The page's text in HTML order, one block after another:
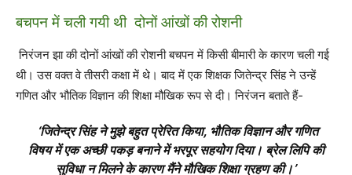
बचपन में चली गयी थी दोनों आंखों की रोशनी
निरंजन झा की दोनों आंखों की रोशनी बचपन में किसी बीमारी के कारण चली गई
थी। उस वक्त वे तीसरी कक्षा में थे। बाद में एक शिक्षक जितेन्द्र सिंह ने उन्हें
गणित और भौतिक विज्ञान की शिक्षा मौखिक रूप से दी। निरंजन बताते हैं-
‘जितेन्द्र सिंह ने मुझे बहुत प्रेरित किया, भौतिक विज्ञान और गणित
विषय में एक अच्छी पकड़ बनाने में भरपूर सहयोग दिया। ब्रेल लिपि की
सुविधा न मिलने के कारण मैंने मौखिक शिक्षा ग्रहण की।’